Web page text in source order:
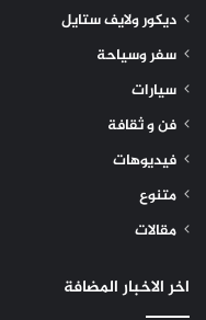
ديكور ولايف ستايل
سفر وسياحة
سيارات
فن و ثقافة
فيديوهات
متنوع
مقالات
اخر الاخبار المضافة